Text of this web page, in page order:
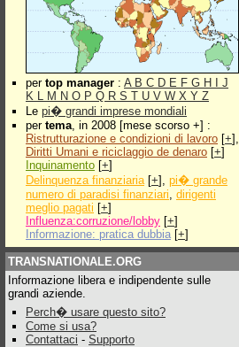
per top manager : A B C D E F G H
J
K L M N O P Q R S T U V W X Y Z
Le pi� grandi imprese mondiali
per tema, in 2008 [mese scorso +] :
Ristrutturazione e condizioni di lavoro [+],
Diritti Umani e riciclaggio de denaro [+]
Inquinamento [+]
Delinquenza finanziaria[+], pi� grande
numero di paradisi finanziari, dirigenti
meglio pagati [+]
Influenza:corruzione/lobby [+]
Informazione: pratica dubbia [+]
TRANSNATIONALE.ORG
Informazione libera e indipendente sulle
grandi aziende.
Perch� usare questo sito?
Come si usa?
Contattaci - Supporto